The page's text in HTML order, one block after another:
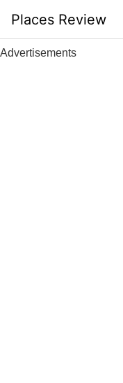
content
Places Review
Advertisements